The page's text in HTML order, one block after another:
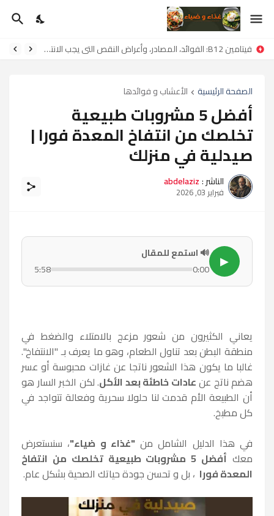
فيتامين B12: الفوائد، المصادر، وأعراض النقص التي يجب الانتباه لها
الصفحة الرئيسية الأعشاب و فوائدها
أفضل 5 مشروبات طبيعية
تخلصك من انتفاخ المعدة فورا |
صيدلية في منزلك
الناشر :abdelaziz
فبراير 03, 2026
▶
🔊 استمع للمقال
0:00
5:58
يعاني الكثيرون من شعور مزعج بالامتلاء والضغط في
منطقة البطن بعد تناول الطعام، وهو ما يعرف بـ "الانتفاخ".
غالبا ما يكون هذا الشعور ناتجا عن غازات محبوسة أو عسر
هضم ناتج عنعادات خاطئة بعد الأكل. لكن الخبر السار هو
أن الطبيعة الأم قدمت لنا حلولا سحرية وفعالة تتواجد في
كل مطبخ.
في هذا الدليل الشامل من"غذاء و ضياء"، سنستعرض
معك
أفضل 5 مشروبات طبيعية تخلصك من انتفاخ
المعدة فورا ، بل و تحسن جودة حياتك الصحية بشكل عام.